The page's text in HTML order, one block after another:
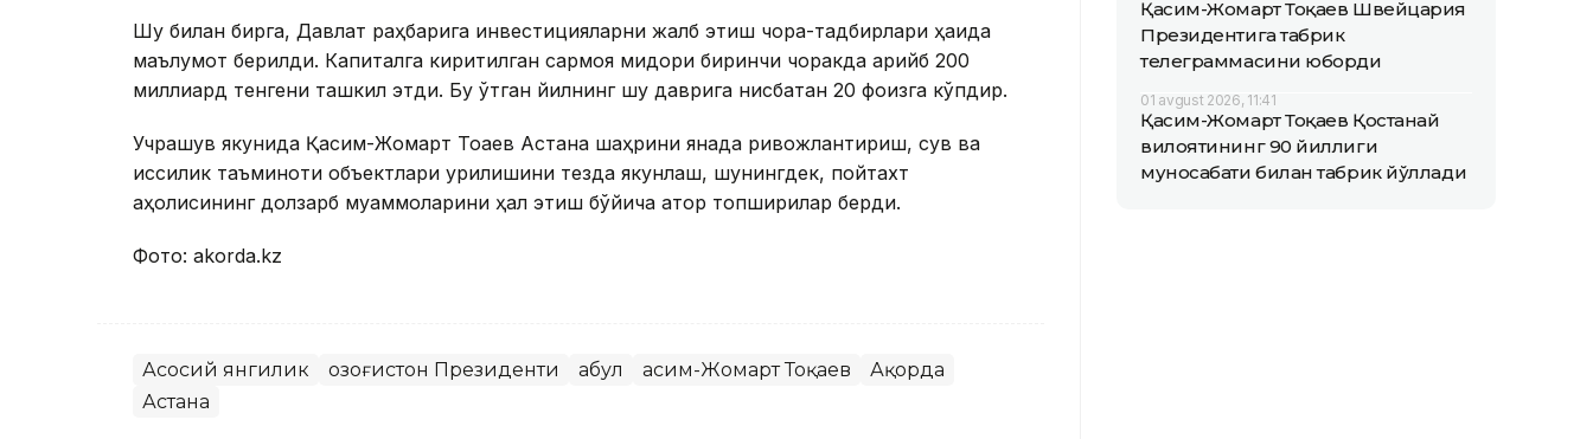
Шу билан бирга, Давлат раҳбарига инвестицияларни жалб этиш чора-тадбирлари ҳақида
маълумот берилди. Капиталга киритилган сармоя миқдори биринчи чоракда қарийб 200
миллиард тенгени ташкил этди. Бу ўтган йилнинг шу даврига нисбатан 20 фоизга кўпдир.
Учрашув якунида Қасим-Жомарт Тоқаев Астана шаҳрини янада ривожлантириш, сув ва
иссиқлик таъминоти объектлари қурилишини тезда якунлаш, шунингдек, пойтахт
аҳолисининг долзарб муаммоларини ҳал этиш бўйича қатор топшириқлар берди.
Фото: akorda.kz
Асосий янгилик Қозоғистон Президенти Қабул Қасим-Жомарт Тоқаев
Ақорда
Астана
Қасим-Жомарт Тоқаев Швейцария
Президентига табрик
телеграммасини юборди
01 avgust 2026, 11:41
Қасим-Жомарт Тоқаев Қостанай
вилоятининг 90 йиллиги
муносабати билан табрик йўллади